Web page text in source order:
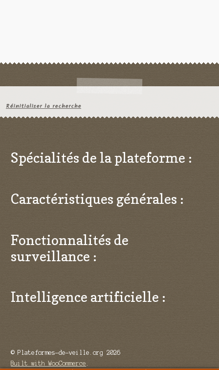
Réinitialiser la recherche
Spécialités de la plateforme :
Caractéristiques générales :
Fonctionnalités de
surveillance :
Intelligence artificielle :
© Plateformes-de-veille.org 2026
Built with WooCommerce